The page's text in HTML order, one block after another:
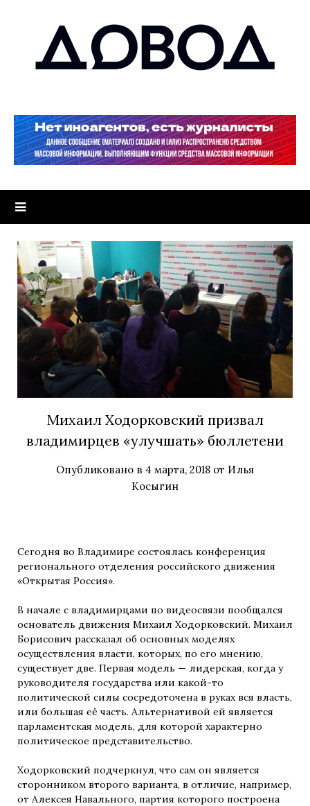
Михаил Ходорковский призвал
владимирцев «улучшать» бюллетени
Опубликовано в 4 марта, 2018 от Илья
Косыгин
Сегодня во Владимире состоялась конференция
регионального отделения российского движения
«Открытая Россия».
В начале с владимирцами по видеосвязи пообщался
основатель движения Михаил Ходорковский. Михаил
Борисович рассказал об основных моделях
осуществления власти, которых, по его мнению,
существует две. Первая модель — лидерская, когда у
руководителя государства или какой-то
политической силы сосредоточена в руках вся власть,
или большая её часть. Альтернативой ей является
парламентская модель, для которой характерно
политическое представительство.
Ходорковский подчеркнул, что сам он является
сторонником второго варианта, в отличие, например,
от Алексея Навального, партия которого построена